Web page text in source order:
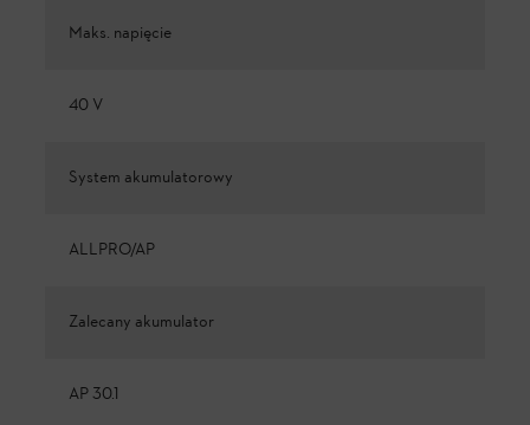
Maks. napięcie
40 V
System akumulatorowy
ALLPRO/AP
Zalecany akumulator
AP 30.1